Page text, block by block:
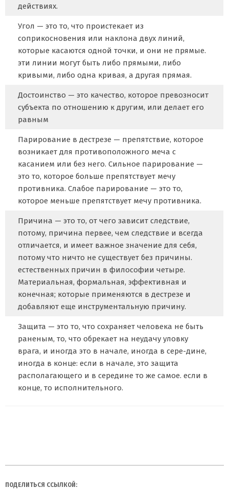
действиях.
Угол — это то, что проистекает из
соприкосновения или наклона двух линий,
которые касаются одной точки, и они не прямые.
эти линии могут быть либо прямыми, либо
кривыми, либо одна кривая, а другая прямая.
Достоинство — это качество, которое превозносит
субъекта по отношению к другим, или делает его
равным
Парирование в дестрезе — препятствие, которое
возникает для противоположного меча с
касанием или без него. Сильное парирование —
это то, которое больше препятствует мечу
противника. Слабое парирование — это то,
которое меньше препятствует мечу противника.
Причина — это то, от чего зависит следствие,
потому, причина первее, чем следствие и всегда
отличается, и имеет важное значение для себя,
потому что ничто не существует без причины.
естественных причин в философии четыре.
Материальная, формальная, эффективная и
конечная; которые применяются в дестрезе и
добавляют еще инструментальную причину.
Защита — это то, что сохраняет человека не быть
раненым, то, что обрекает на неудачу уловку
врага, и иногда это в начале, иногда в сере-дине,
иногда в конце: если в начале, это защита
располагающего и в середине то же самое. если в
конце, то исполнительного.
ПОДЕЛИТЬСЯ ССЫЛКОЙ: